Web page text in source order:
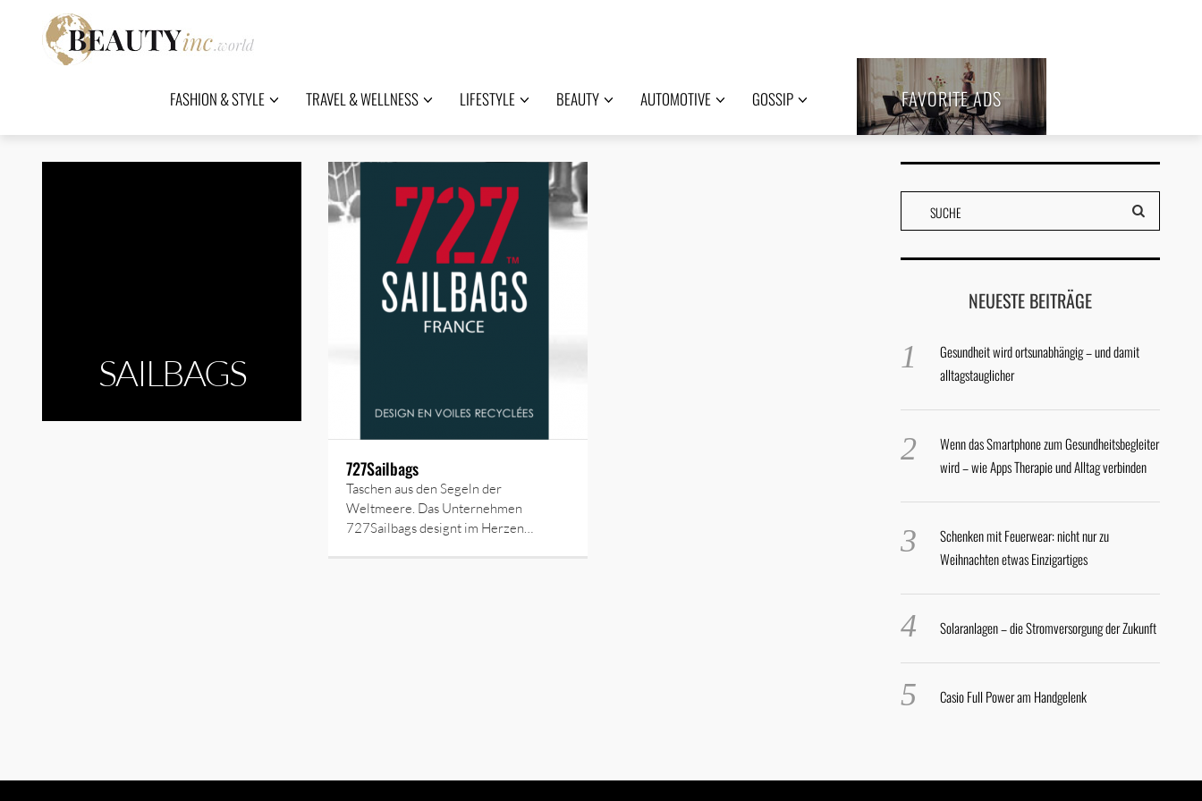
FASHION & STYLE TRAVEL & WELLNESS LIFESTYLE BEAUTY AUTOMOTIVE GOSSIP FAVORITE ADS
SAILBAGS
727Sailbags
Taschen aus den Segeln der
Weltmeere. Das Unternehmen
727Sailbags designt im Herzen…
NEUESTE BEITRÄGE
Gesundheit wird ortsunabhängig – und damit
alltagstauglicher
Wenn das Smartphone zum Gesundheitsbegleiter
wird – wie Apps Therapie und Alltag verbinden
Schenken mit Feuerwear: nicht nur zu
Weihnachten etwas Einzigartiges
Solaranlagen – die Stromversorgung der Zukunft
Casio Full Power am Handgelenk